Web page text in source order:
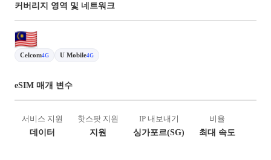
커버리지 영역 및 네트워크
Celcom4G U Mobile4G
eSIM 매개 변수
서비스 지원
데이터
핫스팟 지원
지원
IP 내보내기
싱가포르(SG)
비율
최대 속도